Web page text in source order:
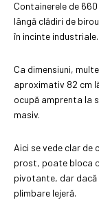
Containerele de
lângă clădiri de
în incinte
Ca dimensiuni,
aproximativ 82 cm
ocupă amprenta la
masiv.
Aici se vede clar de
prost, poate bloca
pivotante, dar dacă
plimbare lejeră.